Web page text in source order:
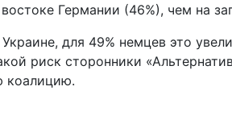
Германии (46%), чем на
для 49% немцев это
риск сторонники
коалицию.